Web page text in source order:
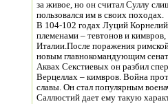
за живое, но он считал Суллу
пользовался им в своих походах.
В 104-102 годах Луций Корнелий
племенами – тевтонов и
Италии.После поражения
новым главнокомандующим
Аквах Секстиевых он разбил
Верцеллах – кимвров. Война
славы. Он стал популярным
Саллюстий дает ему такую